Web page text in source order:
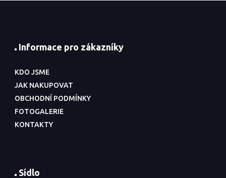
Informace pro zákazníky
KDO JSME
JAK NAKUPOVAT
OBCHODNÍ PODMÍNKY
FOTOGALERIE
KONTAKTY
Sídlo